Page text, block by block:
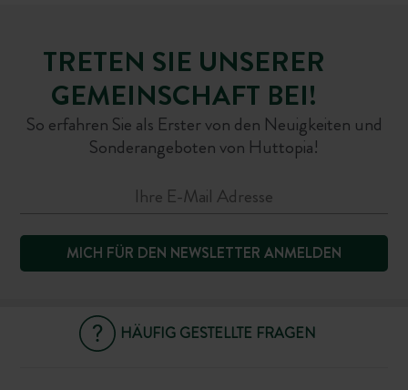
TRETEN SIE UNSERER
GEMEINSCHAFT BEI!
So erfahren Sie als Erster von den Neuigkeiten und
Sonderangeboten von Huttopia!
MICH FÜR DEN NEWSLETTER ANMELDEN
HÄUFIG GESTELLTE FRAGEN